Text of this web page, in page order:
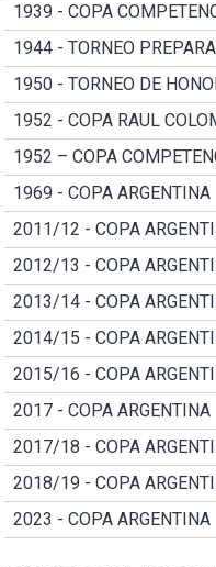
1939 - COPA
1944 - TORNEO
1950 - TORNEO DE
1952 - COPA RAUL
1952 – COPA
1969 - COPA ARGENTINA
2011/12 - COPA
2012/13 - COPA
2013/14 - COPA
2014/15 - COPA
2015/16 - COPA
2017 - COPA ARGENTINA
2017/18 - COPA
2018/19 - COPA
2023 - COPA ARGENTINA